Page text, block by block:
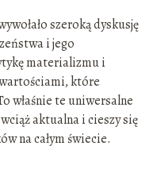
szeroką dyskusję
i jego
materializmu i
które
właśnie te uniwersalne
aktualna i cieszy się
na całym świecie.